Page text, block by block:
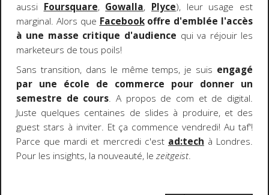
aussi Foursquare, Gowalla, Plyce), leur usage est
marginal. Alors que Facebookoffre d'emblée l'accès
à une masse critique d'audience qui va réjouir les
marketeurs de tous poils!
Sans transition, dans le même temps, je suis engagé
par une école de commerce pour donner un
semestre de cours. A propos de com et de digital.
Juste quelques centaines de slides à produire, et des
guest stars à inviter. Et ça commence vendredi! Au taf'!
Parce que mardi et mercredi c'est ad:tech à Londres.
Pour les insights, la nouveauté, le zeitgeist.